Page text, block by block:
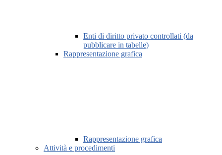
Enti di diritto privato controllati (da
pubblicare in tabelle)
Rappresentazione grafica
Rappresentazione grafica
Attività e procedimenti